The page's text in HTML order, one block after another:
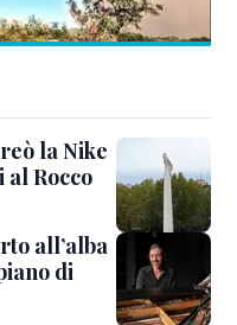
la Nike
al Rocco
all’alba
di